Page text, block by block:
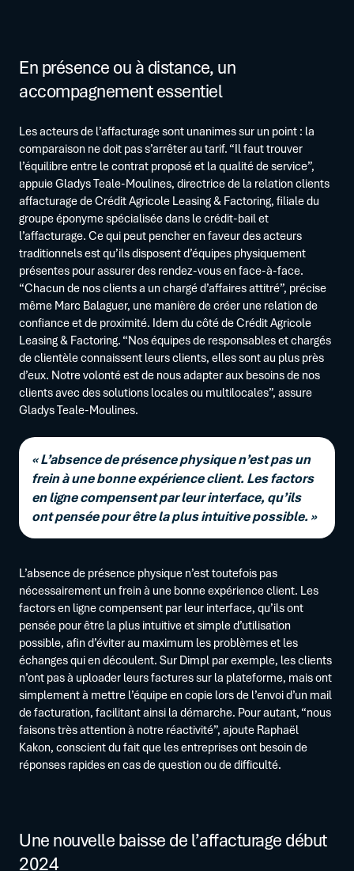
En présence ou à distance, un
accompagnement essentiel
Les acteurs de l’affacturage sont unanimes sur un point : la
comparaison ne doit pas s’arrêter au tarif. “Il faut trouver
l’équilibre entre le contrat proposé et la qualité de service”,
appuie Gladys Teale-Moulines, directrice de la relation clients
affacturage de Crédit Agricole Leasing & Factoring, filiale du
groupe éponyme spécialisée dans le crédit-bail et
l’affacturage. Ce qui peut pencher en faveur des acteurs
traditionnels est qu’ils disposent d’équipes physiquement
présentes pour assurer des rendez-vous en face-à-face.
“Chacun de nos clients a un chargé d’affaires attitré”, précise
même Marc Balaguer, une manière de créer une relation de
confiance et de proximité. Idem du côté de Crédit Agricole
Leasing & Factoring. “Nos équipes de responsables et chargés
de clientèle connaissent leurs clients, elles sont au plus près
d’eux. Notre volonté est de nous adapter aux besoins de nos
clients avec des solutions locales ou multilocales”, assure
Gladys Teale-Moulines.
« L’absence de présence physique n’est pas un
frein à une bonne expérience client. Les factors
en ligne compensent par leur interface, qu’ils
ont pensée pour être la plus intuitive possible. »
L’absence de présence physique n’est toutefois pas
nécessairement un frein à une bonne expérience client. Les
factors en ligne compensent par leur interface, qu’ils ont
pensée pour être la plus intuitive et simple d’utilisation
possible, afin d’éviter au maximum les problèmes et les
échanges qui en découlent. Sur Dimpl par exemple, les clients
n’ont pas à uploader leurs factures sur la plateforme, mais ont
simplement à mettre l’équipe en copie lors de l’envoi d’un mail
de facturation, facilitant ainsi la démarche. Pour autant, “nous
faisons très attention à notre réactivité”, ajoute Raphaël
Kakon, conscient du fait que les entreprises ont besoin de
réponses rapides en cas de question ou de difficulté.
Une nouvelle baisse de l’affacturage début
2024